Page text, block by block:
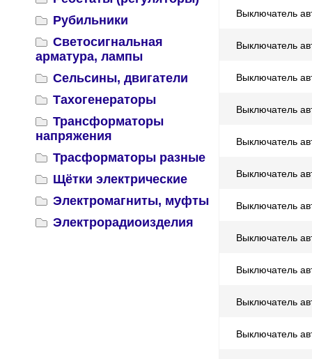
Рубильники
Светосигнальная
арматура, лампы
Сельсины, двигатели
Тахогенераторы
Трансформаторы
напряжения
Трасформаторы разные
Щётки электрические
Электромагниты, муфты
Электрорадиоизделия
Выключатель
Выключатель
Выключатель
Выключатель
Выключатель
Выключатель
Выключатель
Выключатель
Выключатель
Выключатель
Выключатель